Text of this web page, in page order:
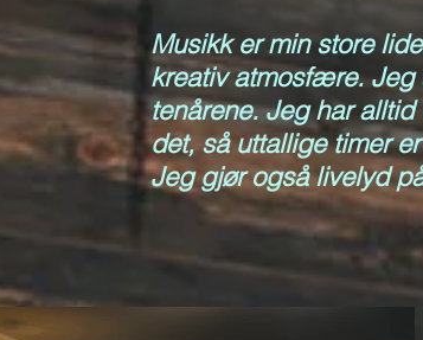
Musikk er min store
kreativ atmosfære. Jeg
tenårene. Jeg har
det, så uttallige timer
Jeg gjør også livelyd